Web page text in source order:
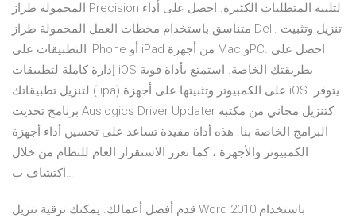
المحمولة طراز Precision لتلبية المتطلبات الكثيرة. احصل على أداء
متناسق باستخدام محطات العمل المحمولة طراز Dell. تنزيل وتثبيت
التطبيقات على iPhone أو iPad من أجهزة Mac وPC. احصل على
إدارة كاملة لتطبيقات iOS بطريقتك الخاصة. استمتع بأداة قوية
لتنزيل تطبيقاتك (.ipa) على الكمبيوتر وتثبيتها على أجهزة iOS. يتوفر
برنامج تحديث Auslogics Driver Updater كتنزيل مجاني من مكتبة
البرامج الخاصة بنا. هذه أداة مفيدة تساعد على تحسين أداء أجهزة
الكمبيوتر والأجهزة ، كما تعزز الاستقرار العام للنظام من خلال
اكتشاف ب…
قدم أفضل أعمالك. يمكنك ترقية تنزيل Word 2010 باستخدام